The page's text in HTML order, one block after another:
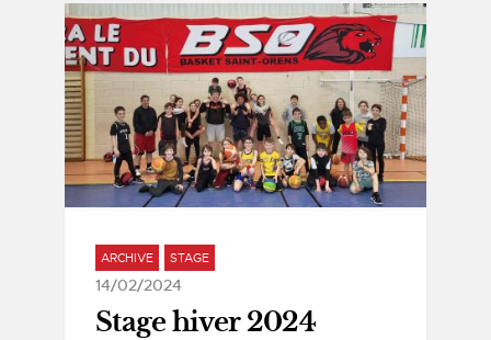
ARCHIVE STAGE
14/02/2024
Stage hiver 2024